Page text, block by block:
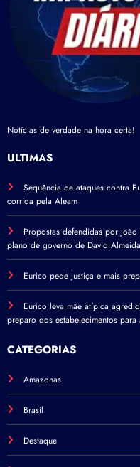
Notícias de verdade na hora certa!
ÚLTIMAS
Sequência de ataques contra
corrida pela Aleam
Propostas defendidas por
plano de governo de David Almeida
Eurico pede justiça e mais
Eurico leva mãe atípica
preparo dos estabelecimentos para
CATEGORIAS
Amazonas
Brasil
Destaque